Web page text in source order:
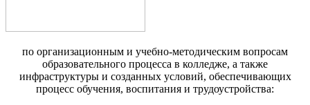
по организационным и учебно-методическим вопросам
образовательного процесса в колледже, а также
инфраструктуры и созданных условий, обеспечивающих
процесс обучения, воспитания и трудоустройства: